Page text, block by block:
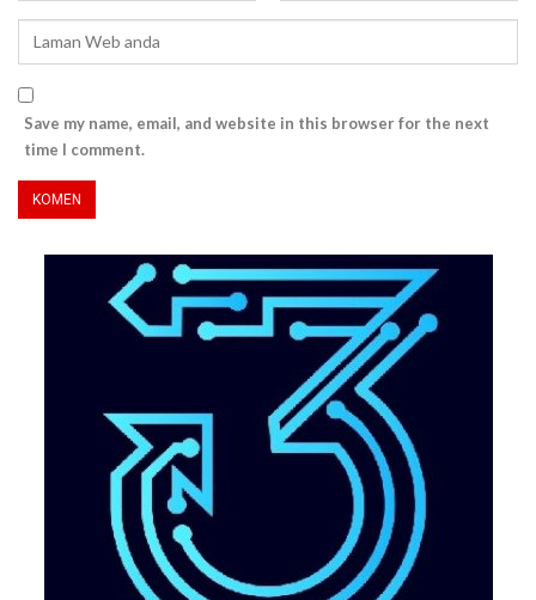
Save my name, email, and website in this browser for the next
time I comment.